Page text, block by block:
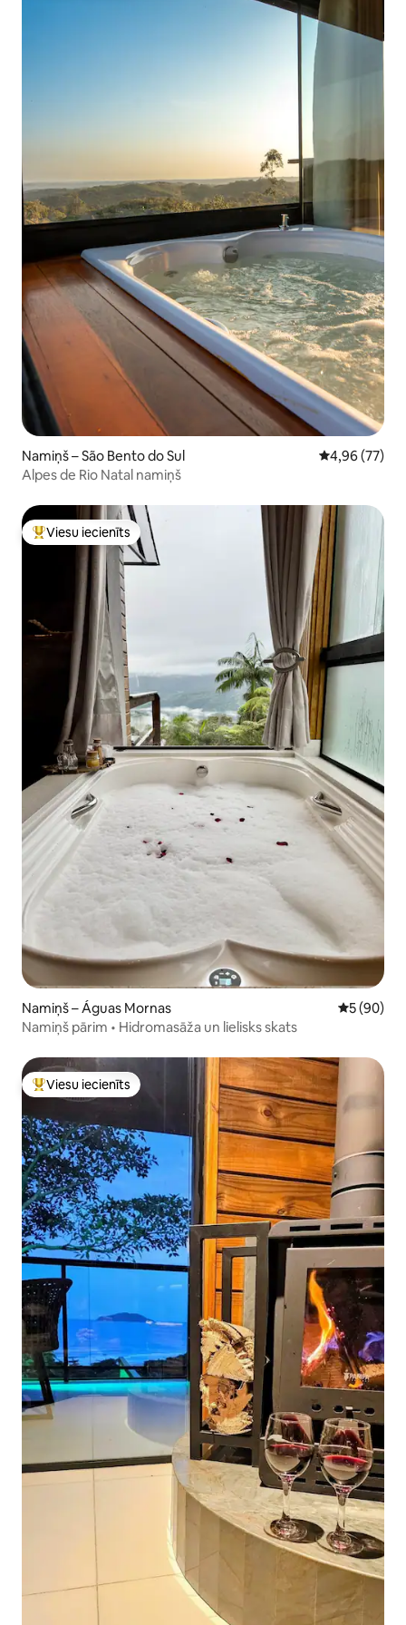
Namiņš – São Bento do Sul Vidējais
4,96 (77)
Alpes de Rio Natal namiņš
Populārs viesu iecienīts mājoklis
Viesu iecienīts
Namiņš – Águas Mornas Vidējais
5 (90)
Namiņš pārim • Hidromasāža un lielisks skats
Populārs viesu iecienīts mājoklis
Viesu iecienīts